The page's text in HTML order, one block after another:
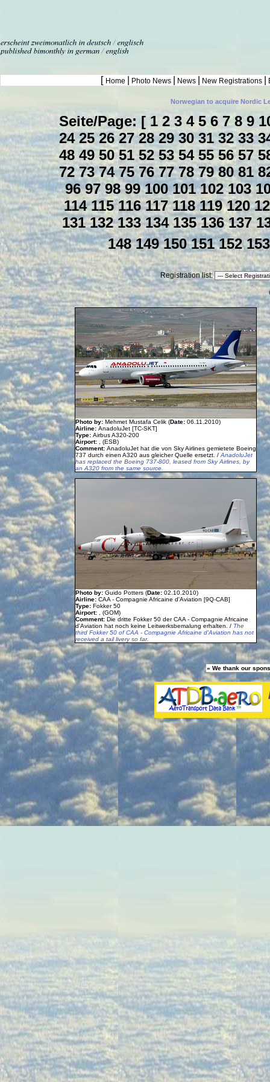
[ Home Photo News News New Registrations
Norwegian to acquire Nordic
Seite/Page: [1 2 3 4 5 6 78 9
24252627282930313233
48 495051 525354555657
72737475767778798081
96979899100101102103
114115116117118119120
131132133134135136137
148149150151152
Registration list:
Photo by: Mehmet Mustafa Celik (Date: 06.11.2010)
Airline: AnadoluJet [TC-SKT]
Type: Airbus A320-200
Airport:
, (ESB)
Comment: AnadoluJet hat die von Sky Airlines gemietete Boeing
737 durch einen A320 aus gleicher Quelle ersetzt. / AnadoluJet
has replaced the Boeing 737-800, leased from Sky Airlines, by
an A320 from the same source.
Photo by: Guido Potters (Date: 02.10.2010)
Airline: CAA - Compagnie Africaine d'Aviation [9Q-CAB]
Type: Fokker 50
Airport:
, (GOM)
Comment: Die dritte Fokker 50 der CAA - Compagnie Africaine
d'Aviation hat noch keine Leitwerksbemalung erhalten. / The
third Fokker 50 of CAA - Compagnie Africaine d'Aviation has not
received a tail livery so far.
» We thank our